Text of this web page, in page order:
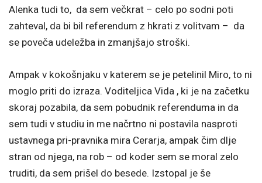
Alenka tudi to, da sem večkrat – celo po sodni poti
zahteval, da bi bil referendum z hkrati z volitvam – da
se poveča udeležba in zmanjšajo stroški.
Ampak v kokošnjaku v katerem se je petelinil Miro, to ni
moglo priti do izraza. Voditeljica Vida , ki je na začetku
skoraj pozabila, da sem pobudnik referenduma in da
sem tudi v studiu in me načrtno ni postavila nasproti
ustavnega pri-pravnika mira Cerarja, ampak čim dlje
stran od njega, na rob – od koder sem se moral zelo
truditi, da sem prišel do besede. Izstopal je še